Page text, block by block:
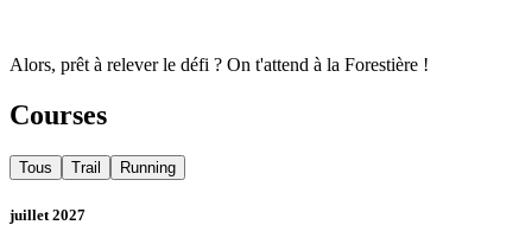
Alors, prêt à relever le défi ? On t'attend à la Forestière !
Courses
Tous Trail Running
juillet 2027